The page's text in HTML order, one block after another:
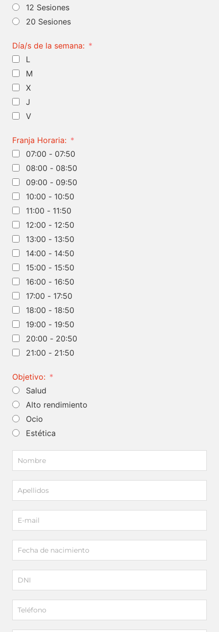
12 Sesiones
20 Sesiones
Día/s de la semana:
L
M
X
J
V
Franja Horaria:
07:00 - 07:50
08:00 - 08:50
09:00 - 09:50
10:00 - 10:50
11:00 - 11:50
12:00 - 12:50
13:00 - 13:50
14:00 - 14:50
15:00 - 15:50
16:00 - 16:50
17:00 - 17:50
18:00 - 18:50
19:00 - 19:50
20:00 - 20:50
21:00 - 21:50
Objetivo:
Salud
Alto rendimiento
Ocio
Estética